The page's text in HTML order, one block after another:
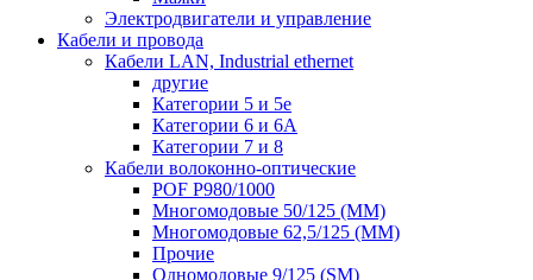
Электродвигатели и управление
Кабели и провода
Кабели LAN, Industrial ethernet
другие
Категории 5 и 5е
Категории 6 и 6A
Категории 7 и 8
Кабели волоконно-оптические
POF P980/1000
Многомодовые 50/125 (ММ)
Многомодовые 62,5/125 (ММ)
Прочие
Одномодовые 9/125 (SM)